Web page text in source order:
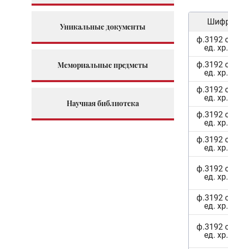
Уникальные документы
Мемориальные предметы
Научная библиотека
ф.3192
ед.
ф.3192
ед.
ф.3192
ед.
ф.3192
ед.
ф.3192
ед.
ф.3192
ед.
ф.3192
ед.
ф.3192
ед.